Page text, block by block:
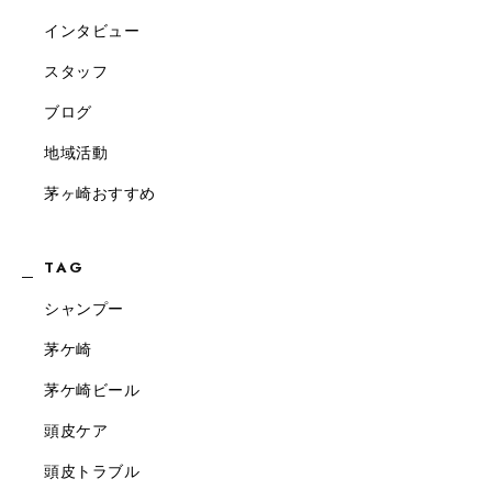
インタビュー
スタッフ
ブログ
地域活動
茅ヶ崎おすすめ
TAG
シャンプー
茅ケ崎
茅ケ崎ビール
頭皮ケア
頭皮トラブル